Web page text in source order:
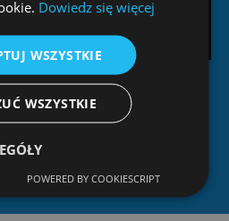
realizacje
Dowiedz się więcej
WSZYSTKIE
WSZYSTKIE
POWERED BY COOKIESCRIPT